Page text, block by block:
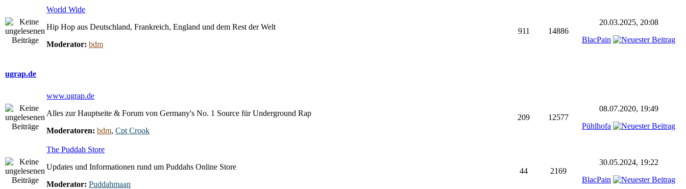
World Wide
Hip Hop aus Deutschland, Frankreich, England und dem Rest der Welt
Moderator: bdm
911 14886
20.03.2025, 20:08
BlacPain
ugrap.de
www.ugrap.de
Alles zur Hauptseite & Forum von Germany's No. 1 Source für Underground Rap
Moderatoren: bdm, Cpt Crook
209 12577
08.07.2020, 19:49
Pühlhofa
The Puddah Store
Updates und Informationen rund um Puddahs Online Store
Moderator: Puddahmaan
44 2169
30.05.2024, 19:22
BlacPain